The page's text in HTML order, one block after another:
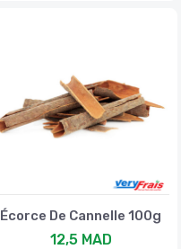
Écorce De Cannelle 100g
12,5 MAD